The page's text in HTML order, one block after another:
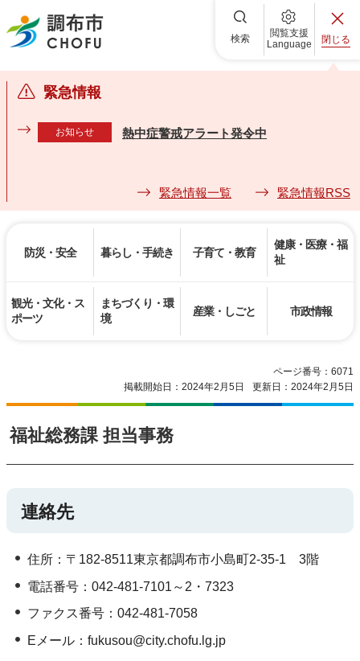
調布市 検索
閲覧支援
Language
閉じる
緊急情報
お知らせ 熱中症警戒アラート発令中
緊急情報一覧 緊急情報RSS
防災・安全 暮らし・手続き 子育て・教育
健康・医療・福
祉
観光・文化・ス
ポーツ
まちづくり・環
境
産業・しごと 市政情報
ページ番号：6071
掲載開始日：2024年2月5日
更新日：2024年2月5日
福祉総務課 担当事務
連絡先
住所：〒182-8511東京都調布市小島町2-35-1 3階
電話番号：042-481-7101～2・7323
ファクス番号：042-481-7058
Eメール：fukusou@city.chofu.lg.jp